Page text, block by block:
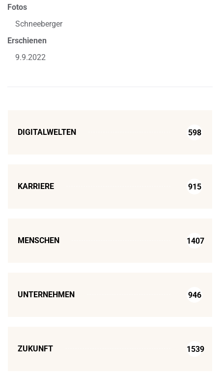
Fotos
Schneeberger
Erschienen
9.9.2022
DIGITALWELTEN 598
KARRIERE 915
MENSCHEN 1407
UNTERNEHMEN 946
ZUKUNFT 1539